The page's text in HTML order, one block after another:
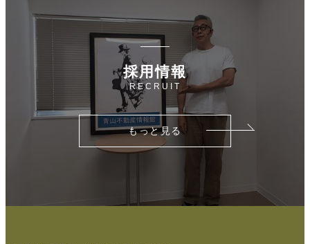
採用情報
RECRUIT
もっと見る